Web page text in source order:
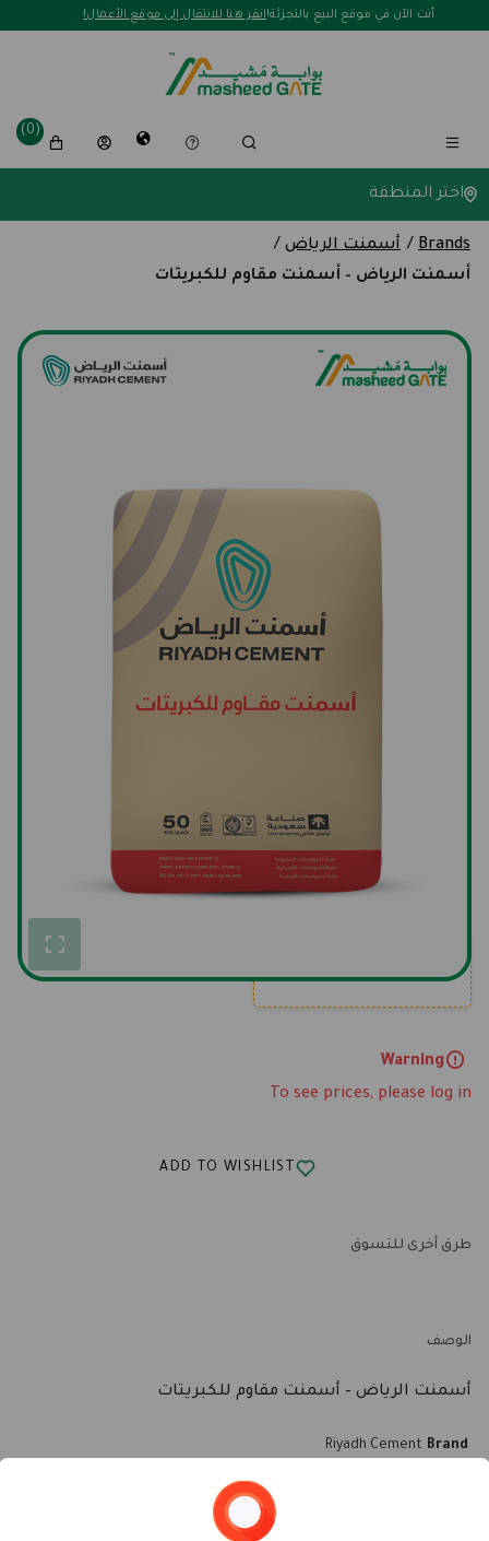
لافتة ترويجية
أنت الآن في موقع البيع بالتجزئة!انقر هنا للانتقال إلى موقع الأعمال!
(0)
اختر المنطقة
Brands
/ أسمنت الرياض /
أسمنت الرياض – أسمنت مقاوم للكبريتات
مقاوم للكبريتات
SKU:62GSRCBAGRCC0050KGL
مقاوم للكبريتات Bags
Warning
To see prices, please log in
ADD TO WISHLIST
طرق أخرى للتسوق
الوصف
أسمنت الرياض – أسمنت مقاوم للكبريتات
Brand
Riyadh Cement